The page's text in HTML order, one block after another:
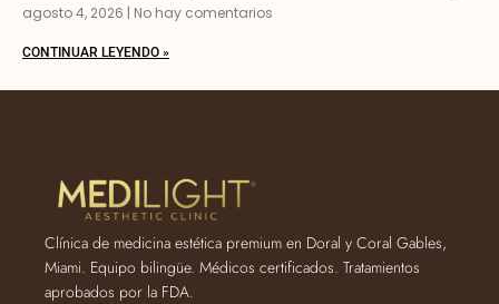
agosto 4, 2026 No hay comentarios
CONTINUAR LEYENDO »
Clínica de medicina estética premium en Doral y Coral Gables,
Miami. Equipo bilingüe. Médicos certificados. Tratamientos
aprobados por la FDA.